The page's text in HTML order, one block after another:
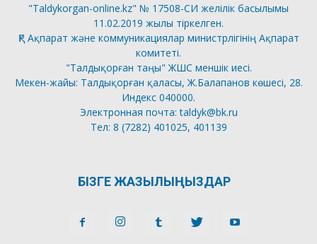
"Taldykorgan-online.kz" № 17508-СИ желілік басылымы
11.02.2019 жылы тіркелген.
ҚР Ақпарат және коммуникациялар министрлігінің Ақпарат
комитеті.
"Талдықорған таңы" ЖШС меншік иесі.
Мекен-жайы: Талдықорған қаласы, Ж.Балапанов көшесі, 28.
Индекс 040000.
Электронная почта: taldyk@bk.ru
Тел: 8 (7282) 401025, 401139
БІЗГЕ ЖАЗЫЛЫҢЫЗДАР